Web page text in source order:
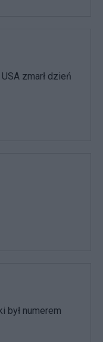
zmarł dzień
był numerem